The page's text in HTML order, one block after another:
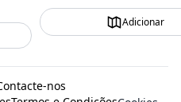
Adicionar
nos